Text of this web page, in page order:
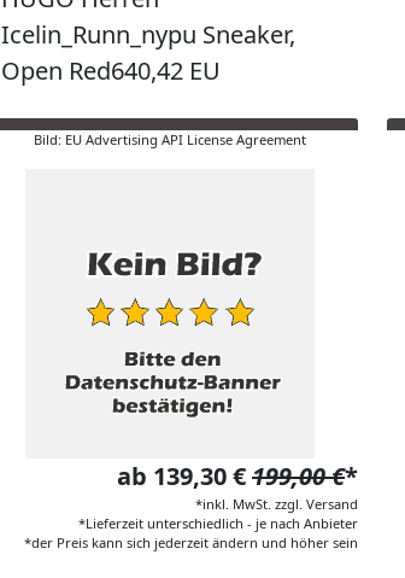
Icelin_Runn_nypu Sneaker,
Open Red640,42 EU
Bild: EU Advertising API License Agreement
ab 139,30 €199,00 €*
*inkl. MwSt. zzgl. Versand
*Lieferzeit unterschiedlich - je nach Anbieter
*der Preis kann sich jederzeit ändern und höher sein